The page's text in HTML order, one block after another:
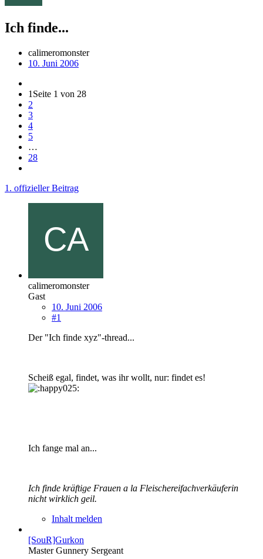
Ich finde...
calimeromonster
10. Juni 2006
1 Seite 1 von 28
2
3
4
5
…
28
1. offizieller Beitrag
calimeromonster
Gast
10. Juni 2006
#1
Der "Ich finde xyz"-thread...
Scheiß egal, findet, was ihr wollt, nur: findet es!
Ich fange mal an...
Ich finde kräftige Frauen a la Fleischereifachverkäuferin
nicht wirklich geil.
Inhalt melden
[SouR]Gurkon
Master Gunnery Sergeant